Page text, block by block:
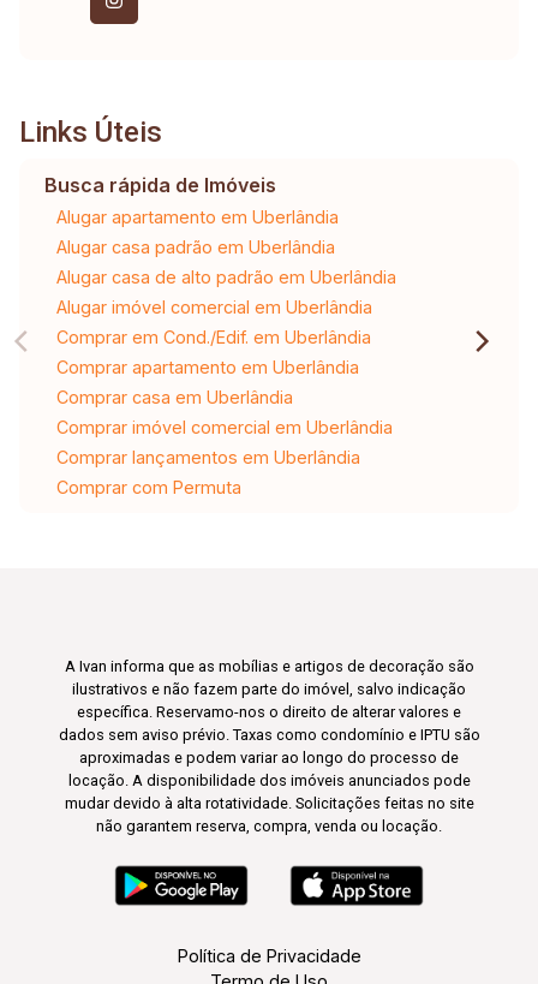
Links Úteis
Busca rápida de Imóveis
Alugar apartamento em Uberlândia
Alugar casa padrão em Uberlândia
Alugar casa de alto padrão em Uberlândia
Alugar imóvel comercial em Uberlândia
Comprar em Cond./Edif. em Uberlândia
Comprar apartamento em Uberlândia
Comprar casa em Uberlândia
Comprar imóvel comercial em Uberlândia
Comprar lançamentos em Uberlândia
Comprar com Permuta
A Ivan informa que as mobílias e artigos de decoração são
ilustrativos e não fazem parte do imóvel, salvo indicação
específica. Reservamo-nos o direito de alterar valores e
dados sem aviso prévio. Taxas como condomínio e IPTU são
aproximadas e podem variar ao longo do processo de
locação. A disponibilidade dos imóveis anunciados pode
mudar devido à alta rotatividade. Solicitações feitas no site
não garantem reserva, compra, venda ou locação.
Política de Privacidade